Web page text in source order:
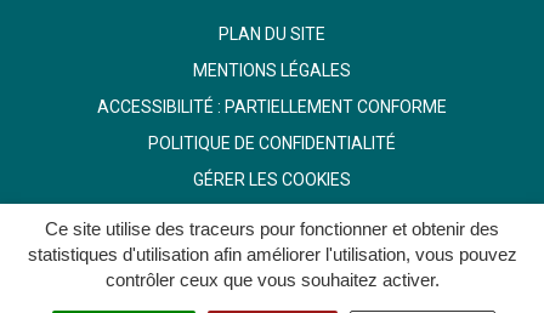
Ce site utilise des traceurs pour fonctionner et obtenir des
statistiques d'utilisation afin améliorer l'utilisation, vous pouvez
contrôler ceux que vous souhaitez activer.
PLAN DU SITE
MENTIONS LÉGALES
ACCESSIBILITÉ : PARTIELLEMENT CONFORME
POLITIQUE DE CONFIDENTIALITÉ
GÉRER LES COOKIES